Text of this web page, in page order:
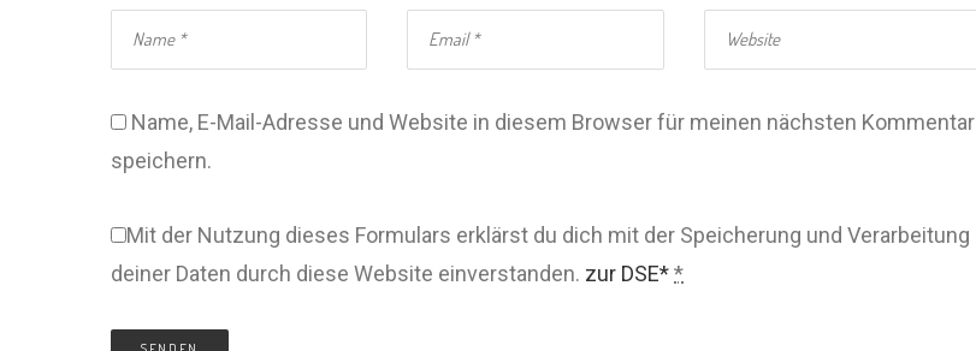
Name, E-Mail-Adresse und Website in diesem Browser für meinen nächsten Kommentar
speichern.
Mit der Nutzung dieses Formulars erklärst du dich mit der Speicherung und Verarbeitung
deiner Daten durch diese Website einverstanden. zur DSE**